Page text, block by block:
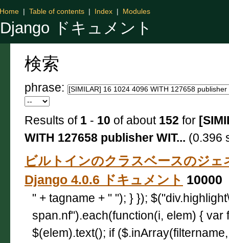
Django ドキュメント
Home | Table of contents | Index | Modules
検索
phrase:
Results of 1 - 10 of about 152 for
WITH 127658 publisher WIT... (0.396
ビルトインのクラスベースのジ
Django 4.0.6 ドキュメント 10000
" + tagname + " "); } });
span.nf").each(function(i, elem) { var
$(elem).text(); if ($.inArray(filtername,